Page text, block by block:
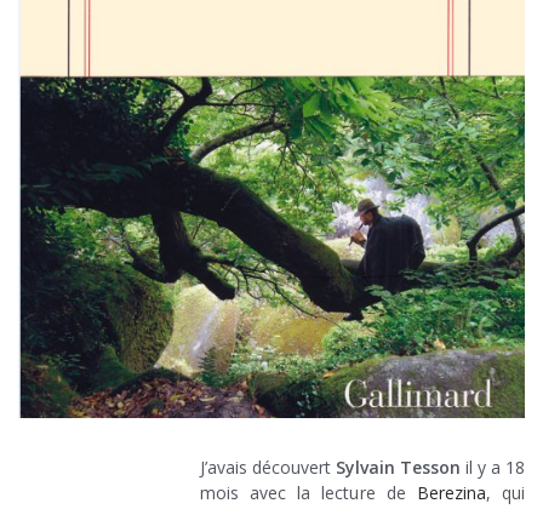
J’avais découvert Sylvain Tesson il y a 18
mois avec la lecture de Berezina, qui